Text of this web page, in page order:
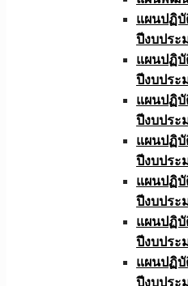
แผนปฏิบั
ปีงบประ
แผนปฏิบั
ปีงบประ
แผนปฏิบั
ปีงบประ
แผนปฏิบั
ปีงบประ
แผนปฏิบั
ปีงบประ
แผนปฏิบั
ปีงบประ
แผนปฏิบั
ปีงบประ